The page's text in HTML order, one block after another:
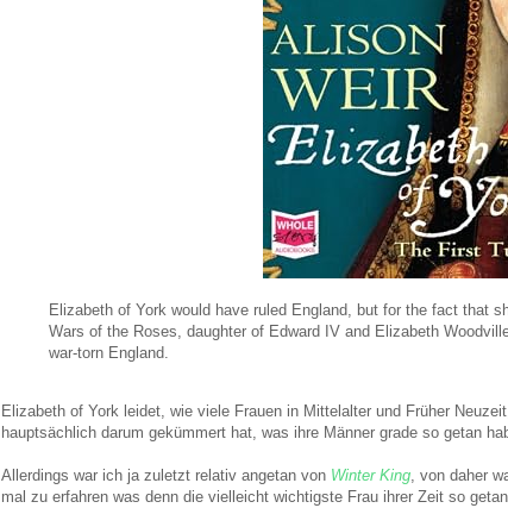
Elizabeth of York would have ruled England, but for the fact that
Wars of the Roses, daughter of Edward IV and Elizabeth
war-torn England.
Elizabeth of York leidet, wie viele Frauen in Mittelalter und Früher
hauptsächlich darum gekümmert hat, was ihre Männer grade so getan
Allerdings war ich ja zuletzt relativ angetan von Winter King, von daher
mal zu erfahren was denn die vielleicht wichtigste Frau ihrer Zeit so